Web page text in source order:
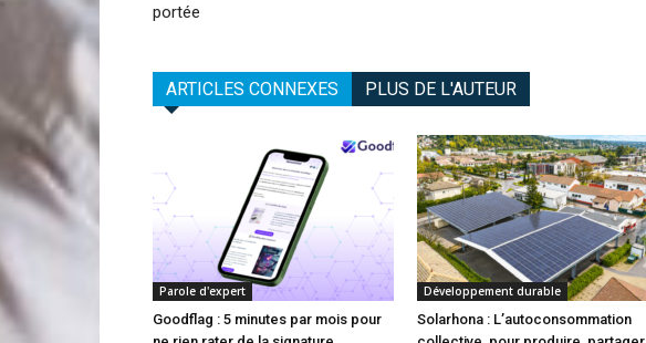
portée
ARTICLES CONNEXES PLUS DE L'AUTEUR
Parole d'expert
Goodflag : 5 minutes par mois pour
Développement durable
Solarhona : L’autoconsommation